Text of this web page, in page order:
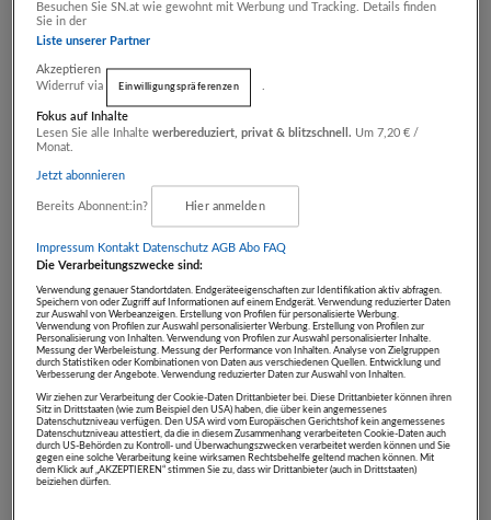
Mario Eschelmüller
WellFit Boutique -
Anna Ganzenbacher
ab nur€ 75,00
statt€ 150,00
Rückengymnastik
Victor De La Rosa
ab nur€ 75,00
statt€ 150,00 Artikel beendet
JUMP DOME Salzburg:
10er-Block 60 Minuten
JUMP DOME Salzburg
Besuchen Sie SN.at wie gewohnt mit Werbung und Tracking. Details finden
Sie in der
Liste unserer Partner
Akzeptieren
Widerruf via
Einwilligungspräferenzen .
Fokus auf Inhalte
Lesen Sie alle Inhaltewerbereduziert, privat & blitzschnell. Um 7,20 € /
Monat.
Jetzt abonnieren
Bereits Abonnent:in? Hier anmelden
Impressum Kontakt Datenschutz AGB Abo FAQ
Die Verarbeitungszwecke sind:
Verwendung genauer Standortdaten. Endgeräteeigenschaften zur Identifikation aktiv abfragen.
Speichern von oder Zugriff auf Informationen auf einem Endgerät. Verwendung reduzierter Daten
zur Auswahl von Werbeanzeigen. Erstellung von Profilen für personalisierte Werbung.
Verwendung von Profilen zur Auswahl personalisierter Werbung. Erstellung von Profilen zur
Personalisierung von Inhalten. Verwendung von Profilen zur Auswahl personalisierter Inhalte.
Messung der Werbeleistung. Messung der Performance von Inhalten. Analyse von Zielgruppen
durch Statistiken oder Kombinationen von Daten aus verschiedenen Quellen. Entwicklung und
Verbesserung der Angebote. Verwendung reduzierter Daten zur Auswahl von Inhalten.
Wir ziehen zur Verarbeitung der Cookie-Daten Drittanbieter bei. Diese Drittanbieter können ihren
Sitz in Drittstaaten (wie zum Beispiel den USA) haben, die über kein angemessenes
Datenschutzniveau verfügen. Den USA wird vom Europäischen Gerichtshof kein angemessenes
Datenschutzniveau attestiert, da die in diesem Zusammenhang verarbeiteten Cookie-Daten auch
durch US-Behörden zu Kontroll- und Überwachungszwecken verarbeitet werden können und Sie
gegen eine solche Verarbeitung keine wirksamen Rechtsbehelfe geltend machen können. Mit
dem Klick auf „AKZEPTIEREN“ stimmen Sie zu, dass wir Drittanbieter (auch in Drittstaaten)
beiziehen dürfen.